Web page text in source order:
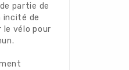
partie de
incité de
le vélo pour